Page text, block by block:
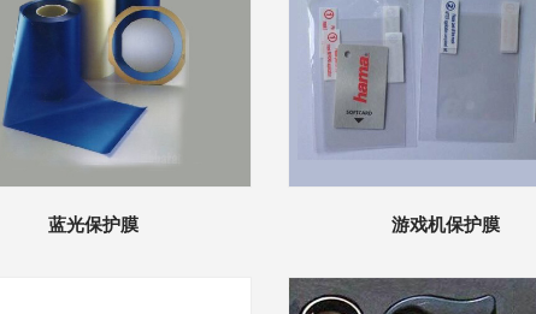
蓝光保护膜 游戏机保护膜